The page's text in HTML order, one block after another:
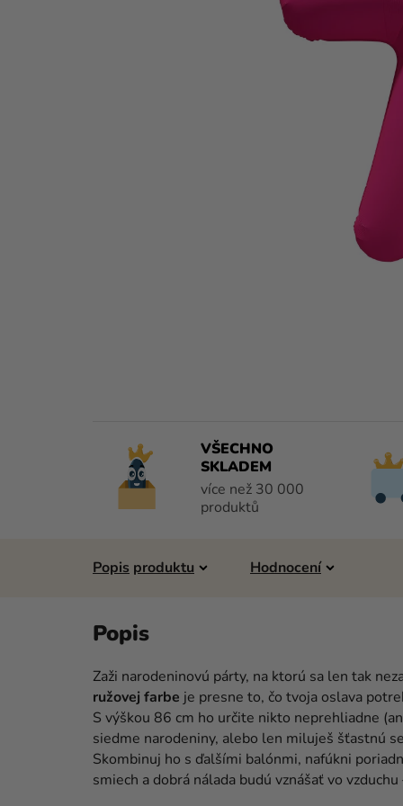
VŠECHNO
SKLADEM
více než 30 000
produktů
Popis Hodnocení
Zaži narodeninovú párty, na ktorú sa len tak
ružovej farbe je presne to, čo tvoja oslava
S výškou 86 cm ho určite nikto neprehliadne
siedme narodeniny, alebo len miluješ šťastnú
Skombinuj ho s ďalšími balónmi, nafúkni
smiech a dobrá nálada budú vznášať vo